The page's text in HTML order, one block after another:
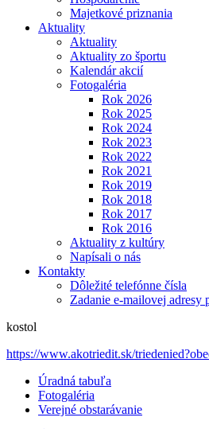
Majetkové priznania
Aktuality
Aktuality
Aktuality zo športu
Kalendár akcií
Fotogaléria
Rok 2026
Rok 2025
Rok 2024
Rok 2023
Rok 2022
Rok 2021
Rok 2019
Rok 2018
Rok 2017
Rok 2016
Aktuality z kultúry
Napísali o nás
Kontakty
Dôležité telefónne čísla
Zadanie e-mailovej adresy
kostol
https://www.akotriedit.sk/
Úradná tabuľa
Fotogaléria
Verejné obstarávanie